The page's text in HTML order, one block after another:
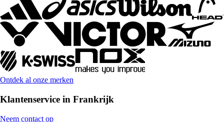
Ontdek al onze merken
Klantenservice in Frankrijk
Neem contact op